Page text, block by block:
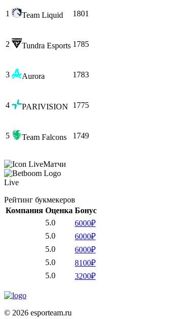
1 Team Liquid 1801
2 Tundra Esports 1785
3 Aurora 1783
4 PARIVISION 1775
5 Team Falcons 1749
Матчи
Live
Рейтинг букмекеров
Компания Оценка Бонус
5.0
6000₽
5.0
6000₽
5.0
6000₽
5.0
8100₽
5.0
3200₽
© 2026 esporteam.ru